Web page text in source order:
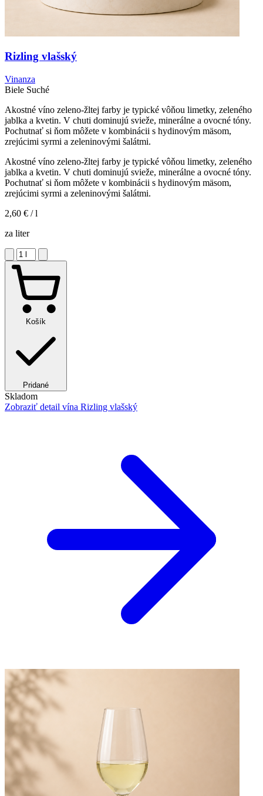
Rizling vlašský
Vinanza
Biele Suché
Akostné víno zeleno-žltej farby je typické vôňou limetky, zeleného
jablka a kvetin. V chuti dominujú svieže, minerálne a ovocné tóny.
Pochutnať si ňom môžete v kombinácii s hydinovým mäsom,
zrejúcimi syrmi a zeleninovými šalátmi.
Akostné víno zeleno-žltej farby je typické vôňou limetky, zeleného
jablka a kvetin. V chuti dominujú svieže, minerálne a ovocné tóny.
Pochutnať si ňom môžete v kombinácii s hydinovým mäsom,
zrejúcimi syrmi a zeleninovými šalátmi.
2,60 € / l
za liter
Košík
Pridané
Skladom
Zobraziť detail vína Rizling vlašský